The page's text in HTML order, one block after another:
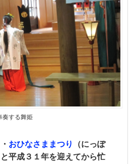
奏する舞姫
・ おひなさままつり
（にっぽ
平成３１年を迎えてから忙